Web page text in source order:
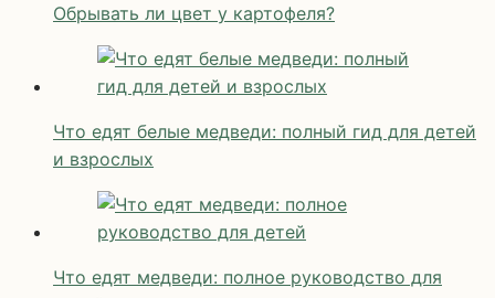
Обрывать ли цвет у картофеля?
Что едят белые медведи: полный гид для детей
и взрослых
Что едят медведи: полное руководство для